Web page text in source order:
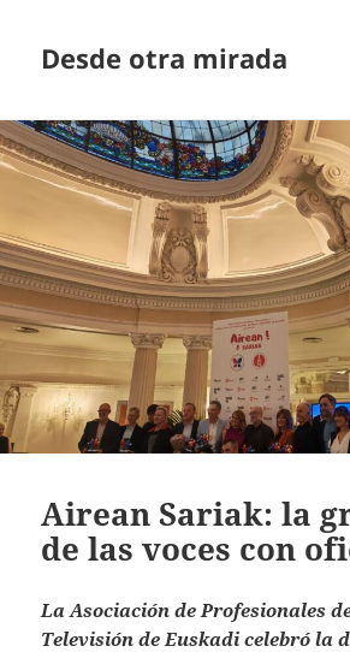
Desde otra mirada
Airean Sariak: la
de las voces con
La Asociación de Profesionales
Televisión de Euskadi celebró la